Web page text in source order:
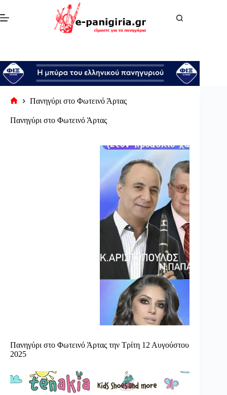
στο
περιεχόμενο
σελίδα
Πανηγύρι στο Φωτεινό Άρτας
Πανηγύρι στο Φωτεινό Άρτας
Πανηγύρι στο Φωτεινό Άρτας την Τρίτη 12 Αυγούστου
2025